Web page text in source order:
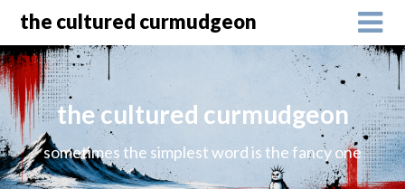
the cultured curmudgeon
the cultured curmudgeon
sometimes the simplest word is the fancy one